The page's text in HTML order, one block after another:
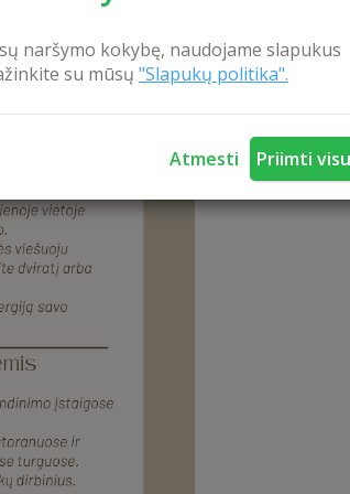
naršymo kokybę, naudojame slapukus
su mūsų "Slapukų politika".
Atmesti Priimti